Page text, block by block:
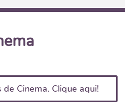
Cinema. Clique aqui!